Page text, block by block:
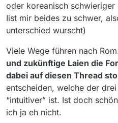
oder koreanisch
Iist mir beides zu schwer,
unterschied wurscht)
Viele Wege führen nach
und zukünftige Laien die
dabei auf diesen Thread
entscheiden, welche der
“intuitiver” ist. Ist doch
ich ja eh nicht.